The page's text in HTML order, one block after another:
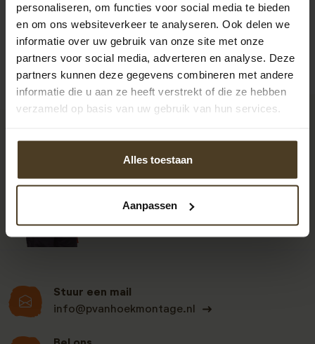
personaliseren, om functies voor social media te bieden
en om ons websiteverkeer te analyseren. Ook delen we
informatie over uw gebruik van onze site met onze
partners voor social media, adverteren en analyse. Deze
partners kunnen deze gegevens combineren met andere
informatie die u aan ze heeft verstrekt of die ze hebben
verzameld op basis van uw gebruik van hun services.
Alles toestaan
Aanpassen
Stuur een mail
info@pvanhoekmontage.nl
9
Klanten beoordelen